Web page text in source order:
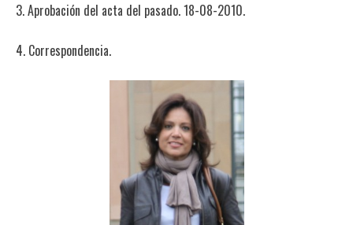
3. Aprobación del acta del pasado. 18-08-2010.
4. Correspondencia.